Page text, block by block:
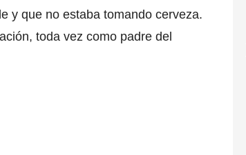
y que no estaba tomando cerveza.
toda vez como padre del